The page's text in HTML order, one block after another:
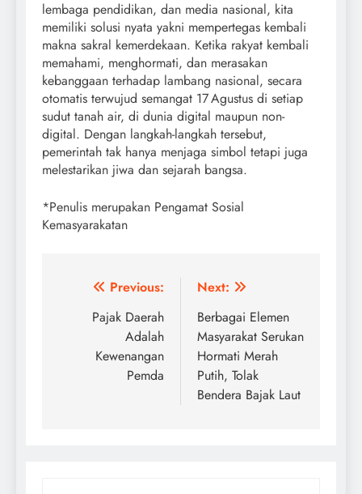
lembaga pendidikan, dan media nasional, kita
memiliki solusi nyata yakni mempertegas kembali
makna sakral kemerdekaan. Ketika rakyat kembali
memahami, menghormati, dan merasakan
kebanggaan terhadap lambang nasional, secara
otomatis terwujud semangat 17 Agustus di setiap
sudut tanah air, di dunia digital maupun non-
digital. Dengan langkah-langkah tersebut,
pemerintah tak hanya menjaga simbol tetapi juga
melestarikan jiwa dan sejarah bangsa.
*Penulis merupakan Pengamat Sosial
Kemasyarakatan
Post
navigation
Previous:
Pajak Daerah
Adalah
Kewenangan
Pemda
Next:
Berbagai Elemen
Masyarakat Serukan
Hormati Merah
Putih, Tolak
Bendera Bajak Laut